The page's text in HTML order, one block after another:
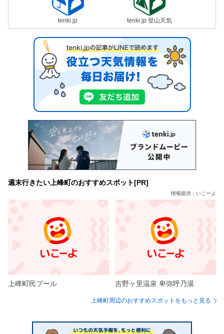
tenki.jp tenki.jp 登山天気
週末行きたい上峰町のおすすめスポット[PR]
情報提供：いこーよ
上峰町民プール 吉野ヶ里温泉 卑弥呼乃湯
上峰町周辺のおすすめスポットをもっと見る